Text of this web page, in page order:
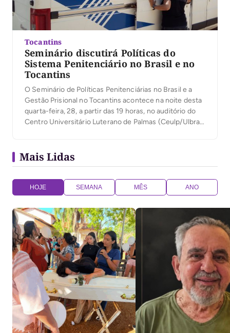
Tocantins
Seminário discutirá Políticas do
Sistema Penitenciário no Brasil e no
Tocantins
O Seminário de Políticas Penitenciárias no Brasil e a
Gestão Prisional no Tocantins acontece na noite desta
quarta-feira, 28, a partir das 19 horas, no auditório do
Centro Universitário Luterano de Palmas (Ceulp/Ulbra),
da Secretaria de Estado da Cidadania […]
Mais Lidas
HOJE SEMANA MÊS ANO